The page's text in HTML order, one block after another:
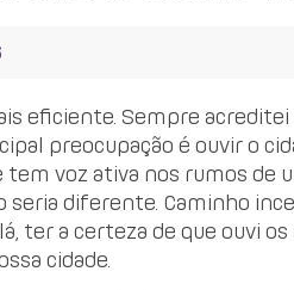
eficiente. Sempre acreditei
preocupação é ouvir o
tem voz ativa nos rumos de
seria diferente. Caminho
ter a certeza de que ouvi
cidade.